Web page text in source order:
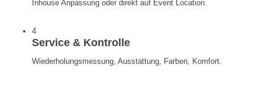
Inhouse Anpassung oder direkt auf Event Location.
4
Service & Kontrolle
Wiederholungsmessung, Ausstattung, Farben, Komfort.